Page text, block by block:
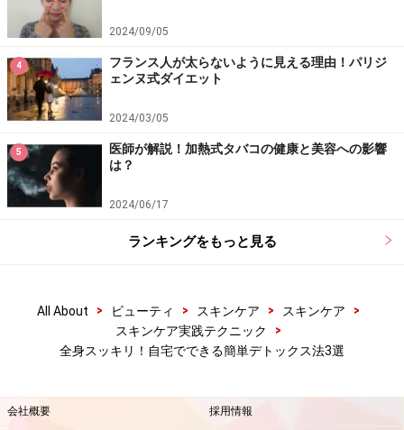
2024/09/05
4
フランス人が太らないように見える理由！パリジ
ェンヌ式ダイエット
2024/03/05
5
医師が解説！加熱式タバコの健康と美容への影響
は？
2024/06/17
ランキングをもっと見る
All About > ビューティ > スキンケア > スキンケア
>
スキンケア実践テクニック
>
全身スッキリ！自宅でできる簡単デトックス法3選
会社概要 採用情報